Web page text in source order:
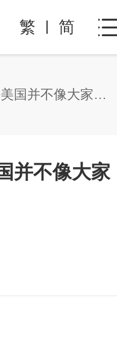
繁 简
投资移民去美国合适吗？移民去美国并不像大家想象的那么难
并不像大家